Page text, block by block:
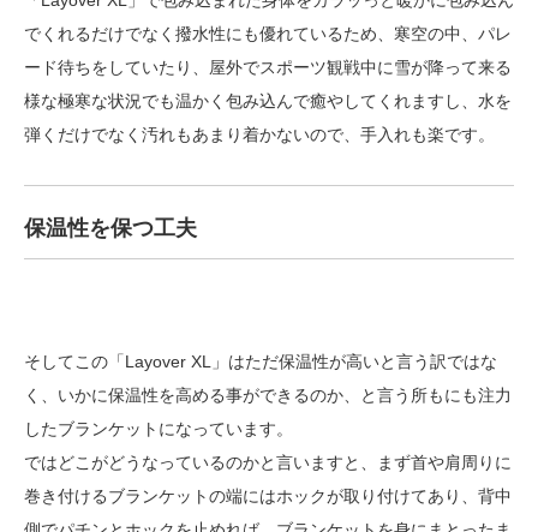
でくれるだけでなく撥水性にも優れているため、寒空の中、パレ
ード待ちをしていたり、屋外でスポーツ観戦中に雪が降って来る
様な極寒な状況でも温かく包み込んで癒やしてくれますし、水を
弾くだけでなく汚れもあまり着かないので、手入れも楽です。
保温性を保つ工夫
そしてこの「Layover XL」はただ保温性が高いと言う訳ではな
く、いかに保温性を高める事ができるのか、と言う所もにも注力
したブランケットになっています。
ではどこがどうなっているのかと言いますと、まず首や肩周りに
巻き付けるブランケットの端にはホックが取り付けてあり、背中